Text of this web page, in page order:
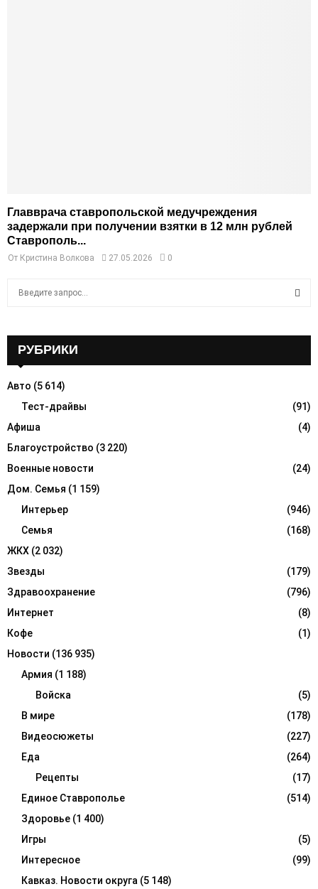
Главврача ставропольской медучреждения
задержали при получении взятки в 12 млн рублей
Ставрополь...
От Кристина Волкова 27.05.2026 0
o
R
C
H
РУБРИКИ
Авто (5 614)
Тест-драйвы
(91)
Афиша
(4)
Благоустройство (3 220)
Военные новости
(24)
Дом. Семья (1 159)
Интерьер
(946)
Семья
(168)
ЖКХ (2 032)
Звезды
(179)
Здравоохранение
(796)
Интернет
(8)
Кофе
(1)
Новости (136 935)
Армия (1 188)
Войска
(5)
В мире
(178)
Видеосюжеты
(227)
Еда
(264)
Рецепты
(17)
Единое Ставрополье
(514)
Здоровье (1 400)
Игры
(5)
Интересное
(99)
Кавказ. Новости округа (5 148)